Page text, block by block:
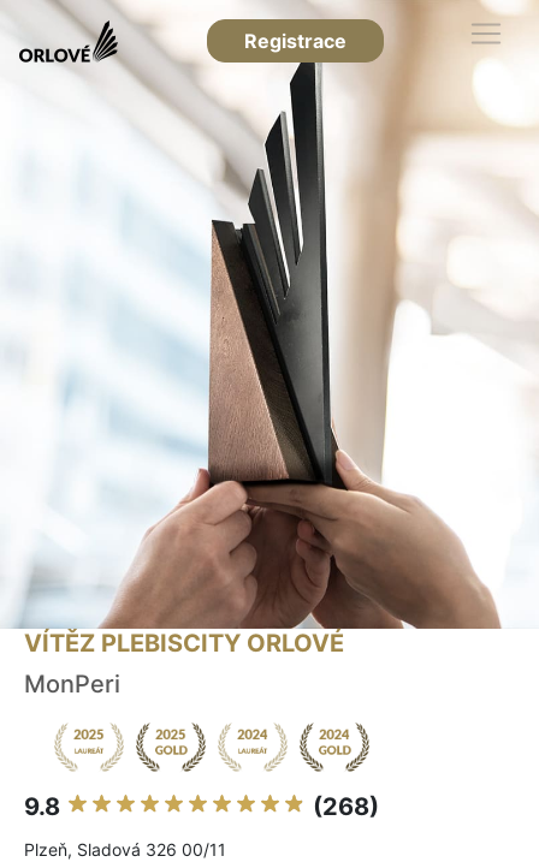
Registrace
VÍTĚZ PLEBISCITY ORLOVÉ
MonPeri
9.8 (268)
Plzeň, Sladová 326 00/11